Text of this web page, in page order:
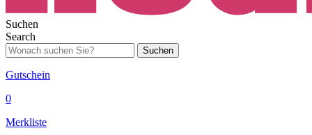
Suchen
Search
Suchen
Gutschein
0
Merkliste